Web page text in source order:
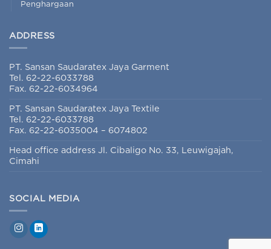
Penghargaan
ADDRESS
PT. Sansan Saudaratex Jaya Garment
Tel. 62-22-6033788
Fax. 62-22-6034964
PT. Sansan Saudaratex Jaya Textile
Tel. 62-22-6033788
Fax. 62-22-6035004 – 6074802
Head office address Jl. Cibaligo No. 33, Leuwigajah,
Cimahi
SOCIAL MEDIA